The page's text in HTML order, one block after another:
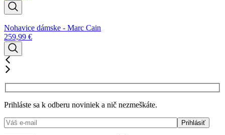
Nohavice dámske - Marc Cain
259,99 €
Prihláste sa k odberu noviniek a nič nezmeškáte.